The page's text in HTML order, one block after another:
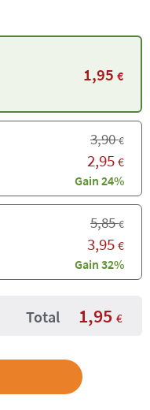
1,95 €
3,90€
2,95 €
Gain 24%
5,85€
3,95 €
Gain 32%
Total 1,95 €